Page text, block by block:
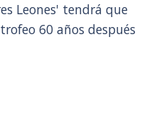
Leones' tendrá que
60 años después